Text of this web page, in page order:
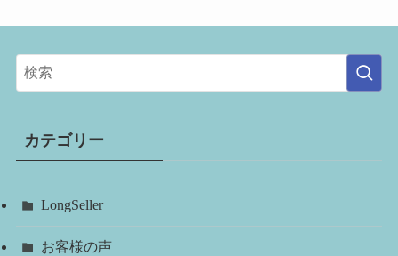
カテゴリー
LongSeller
お客様の声